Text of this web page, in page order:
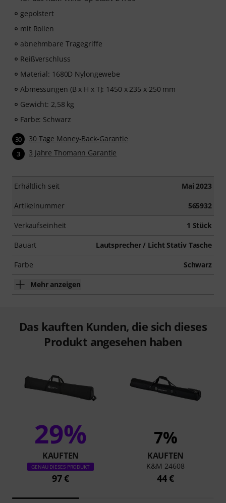
gepolstert
mit Rollen
abnehmbare Tragegriffe
Reißverschluss
Material: 1680D Nylongewebe
Abmessungen (B x H x T): 1450 x 235 x 250 mm
Gewicht: 2,58 kg
Farbe: Schwarz
30 30 Tage Money-Back-Garantie
3 3 Jahre Thomann Garantie
Erhältlich seit Mai 2023
Artikelnummer 565932
Verkaufseinheit 1 Stück
Bauart Lautsprecher / Licht Stativ Tasche
Farbe Schwarz
Mehr anzeigen
Das kauften Kunden, die sich dieses
Produkt angesehen haben
29%
KAUFTEN
GENAU DIESES PRODUKT
97 €
7%
KAUFTEN
K&M 24608
44 €